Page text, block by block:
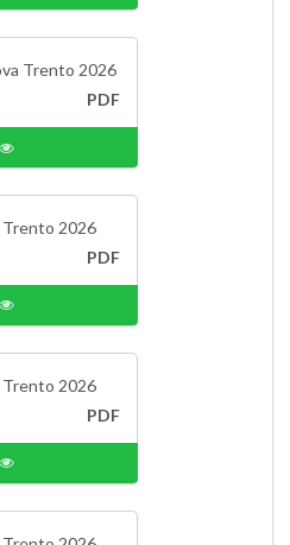
Trento 2026
PDF
2026
PDF
2026
PDF